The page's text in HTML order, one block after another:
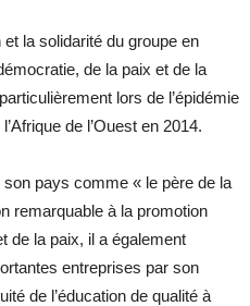
la solidarité du groupe en
de la paix et de la
lors de l’épidémie
de l’Ouest en 2014.
pays comme « le père de la
remarquable à la promotion
de la paix, il a également
entreprises par son
de l’éducation de qualité à